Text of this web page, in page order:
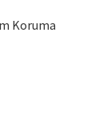
Koruma